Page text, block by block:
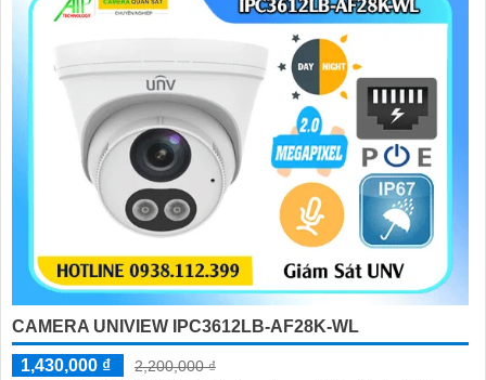
CAMERA UNIVIEW IPC3612LB-AF28K-WL
1,430,000 ₫
2,200,000 ₫